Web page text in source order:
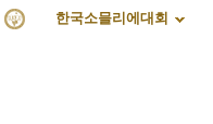
한국소믈리에대회